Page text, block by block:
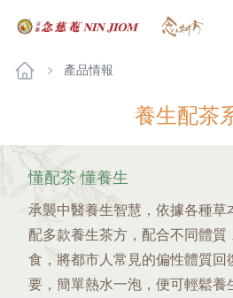
產品情報
養生配茶
懂配茶 懂養生
承襲中醫養生智慧，依據各種草
配多款養生茶方，配合不同體質
食，將都市人常見的偏性體質回
要，簡單熱水一泡，便可輕鬆養